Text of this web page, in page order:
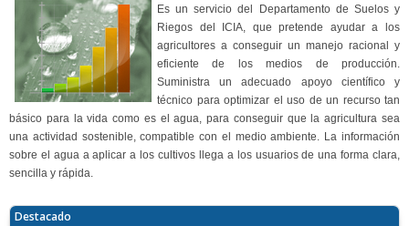
Es un servicio del Departamento de Suelos y
Riegos del ICIA, que pretende ayudar a los
agricultores a conseguir un manejo racional y
eficiente de los medios de producción.
Suministra un adecuado apoyo científico y
técnico para optimizar el uso de un recurso tan
básico para la vida como es el agua, para conseguir que la agricultura sea
una actividad sostenible, compatible con el medio ambiente. La información
sobre el agua a aplicar a los cultivos llega a los usuarios de una forma clara,
sencilla y rápida.
Destacado